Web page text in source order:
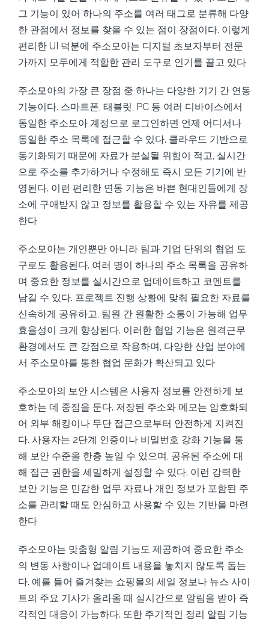
그 기능이 있어 하나의 주소를 여러 태그로 분류해 다양
한 관점에서 정보를 찾을 수 있는 점이 장점이다. 이렇게
편리한 UI 덕분에 주소모아는 디지털 초보자부터 전문
가까지 모두에게 적합한 관리 도구로 인기를 끌고 있다
주소모아의 가장 큰 장점 중 하나는 다양한 기기 간 연동
기능이다. 스마트폰, 태블릿, PC 등 여러 디바이스에서
동일한 주소모아 계정으로 로그인하면 언제 어디서나
동일한 주소 목록에 접근할 수 있다. 클라우드 기반으로
동기화되기 때문에 자료가 분실될 위험이 적고, 실시간
으로 주소를 추가하거나 수정해도 즉시 모든 기기에 반
영된다. 이런 편리한 연동 기능은 바쁜 현대인들에게 장
소에 구애받지 않고 정보를 활용할 수 있는 자유를 제공
한다
주소모아는 개인뿐만 아니라 팀과 기업 단위의 협업 도
구로도 활용된다. 여러 명이 하나의 주소 목록을 공유하
며 중요한 정보를 실시간으로 업데이트하고 코멘트를
남길 수 있다. 프로젝트 진행 상황에 맞춰 필요한 자료를
신속하게 공유하고, 팀원 간 원활한 소통이 가능해 업무
효율성이 크게 향상된다. 이러한 협업 기능은 원격근무
환경에서도 큰 강점으로 작용하며, 다양한 산업 분야에
서 주소모아를 통한 협업 문화가 확산되고 있다
주소모아의 보안 시스템은 사용자 정보를 안전하게 보
호하는 데 중점을 둔다. 저장된 주소와 메모는 암호화되
어 외부 해킹이나 무단 접근으로부터 안전하게 지켜진
다. 사용자는 2단계 인증이나 비밀번호 강화 기능을 통
해 보안 수준을 한층 높일 수 있으며, 공유된 주소에 대
해 접근 권한을 세밀하게 설정할 수 있다. 이런 강력한
보안 기능은 민감한 업무 자료나 개인 정보가 포함된 주
소를 관리할 때도 안심하고 사용할 수 있는 기반을 마련
한다
주소모아는 맞춤형 알림 기능도 제공하여 중요한 주소
의 변동 사항이나 업데이트 내용을 놓치지 않도록 돕는
다. 예를 들어 즐겨찾는 쇼핑몰의 세일 정보나 뉴스 사이
트의 주요 기사가 올라올 때 실시간으로 알림을 받아 즉
각적인 대응이 가능하다. 또한 주기적인 정리 알림 기능